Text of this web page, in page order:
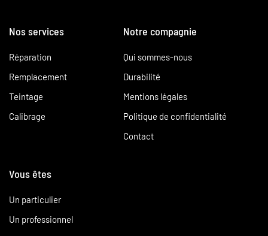
Nos services
Réparation
Remplacement
Teintage
Calibrage
Notre compagnie
Qui sommes-nous
Durabilité
Mentions légales
Politique de confidentialité
Contact
Vous êtes
Un particulier
Un professionnel